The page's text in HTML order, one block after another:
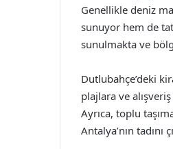
Genellikle deniz
sunuyor hem de
sunulmakta ve
Dutlubahçe’deki
plajlara ve
Ayrıca, toplu
Antalya’nın